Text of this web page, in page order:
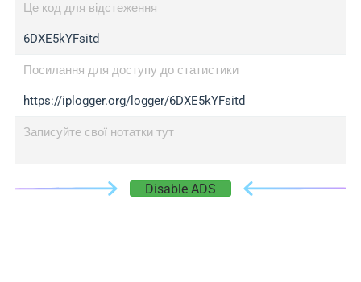
Це код для відстеження
6DXE5kYFsitd
Посилання для доступу до статистики
https://iplogger.org/logger/6DXE5kYFsitd
Записуйте свої нотатки тут
Disable ADS